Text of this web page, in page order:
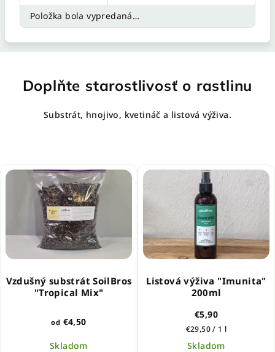
Položka bola vypredaná…
Doplňte starostlivosť o rastlinu
Substrát, hnojivo, kvetináč a listová výživa.
Vzdušný substrát SoilBros
"Tropical Mix"
od €4,50
Skladom
Listová výživa "Imunita"
200ml
€5,90
Jednotková
cena:
€29,50 / 1 l
Skladom